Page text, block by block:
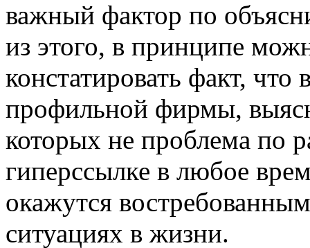
важный фактор по
из этого, в принципе
констатировать факт, что
профильной фирмы,
которых не проблема по
гиперссылке в любое
окажутся
ситуациях в жизни.